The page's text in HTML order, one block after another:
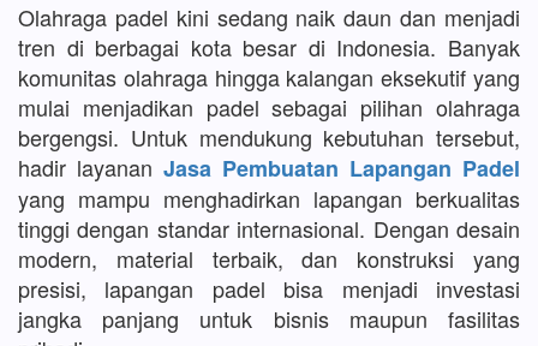
Olahraga padel kini sedang naik daun dan menjadi
tren di berbagai kota besar di Indonesia. Banyak
komunitas olahraga hingga kalangan eksekutif yang
mulai menjadikan padel sebagai pilihan olahraga
bergengsi. Untuk mendukung kebutuhan tersebut,
hadir layanan Jasa Pembuatan Lapangan Padel
yang mampu menghadirkan lapangan berkualitas
tinggi dengan standar internasional. Dengan desain
modern, material terbaik, dan konstruksi yang
presisi, lapangan padel bisa menjadi investasi
jangka panjang untuk bisnis maupun fasilitas